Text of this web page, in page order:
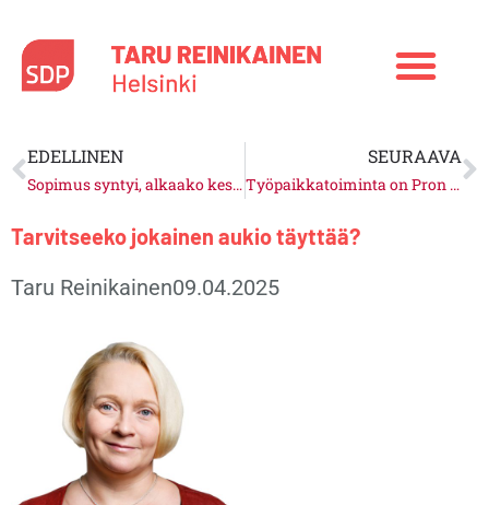
sisältöön
Prev
EDELLINEN
Sopimus syntyi, alkaako kesäloma
SEURAAVA
Työpaikkatoiminta on Pron sydän
Tarvitseeko jokainen aukio täyttää?
Taru Reinikainen09.04.2025